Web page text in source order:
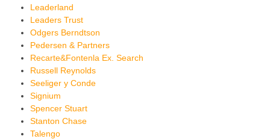
Leaderland
Leaders Trust
Odgers Berndtson
Pedersen & Partners
Recarte&Fontenla Ex. Search
Russell Reynolds
Seeliger y Conde
Signium
Spencer Stuart
Stanton Chase
Talengo